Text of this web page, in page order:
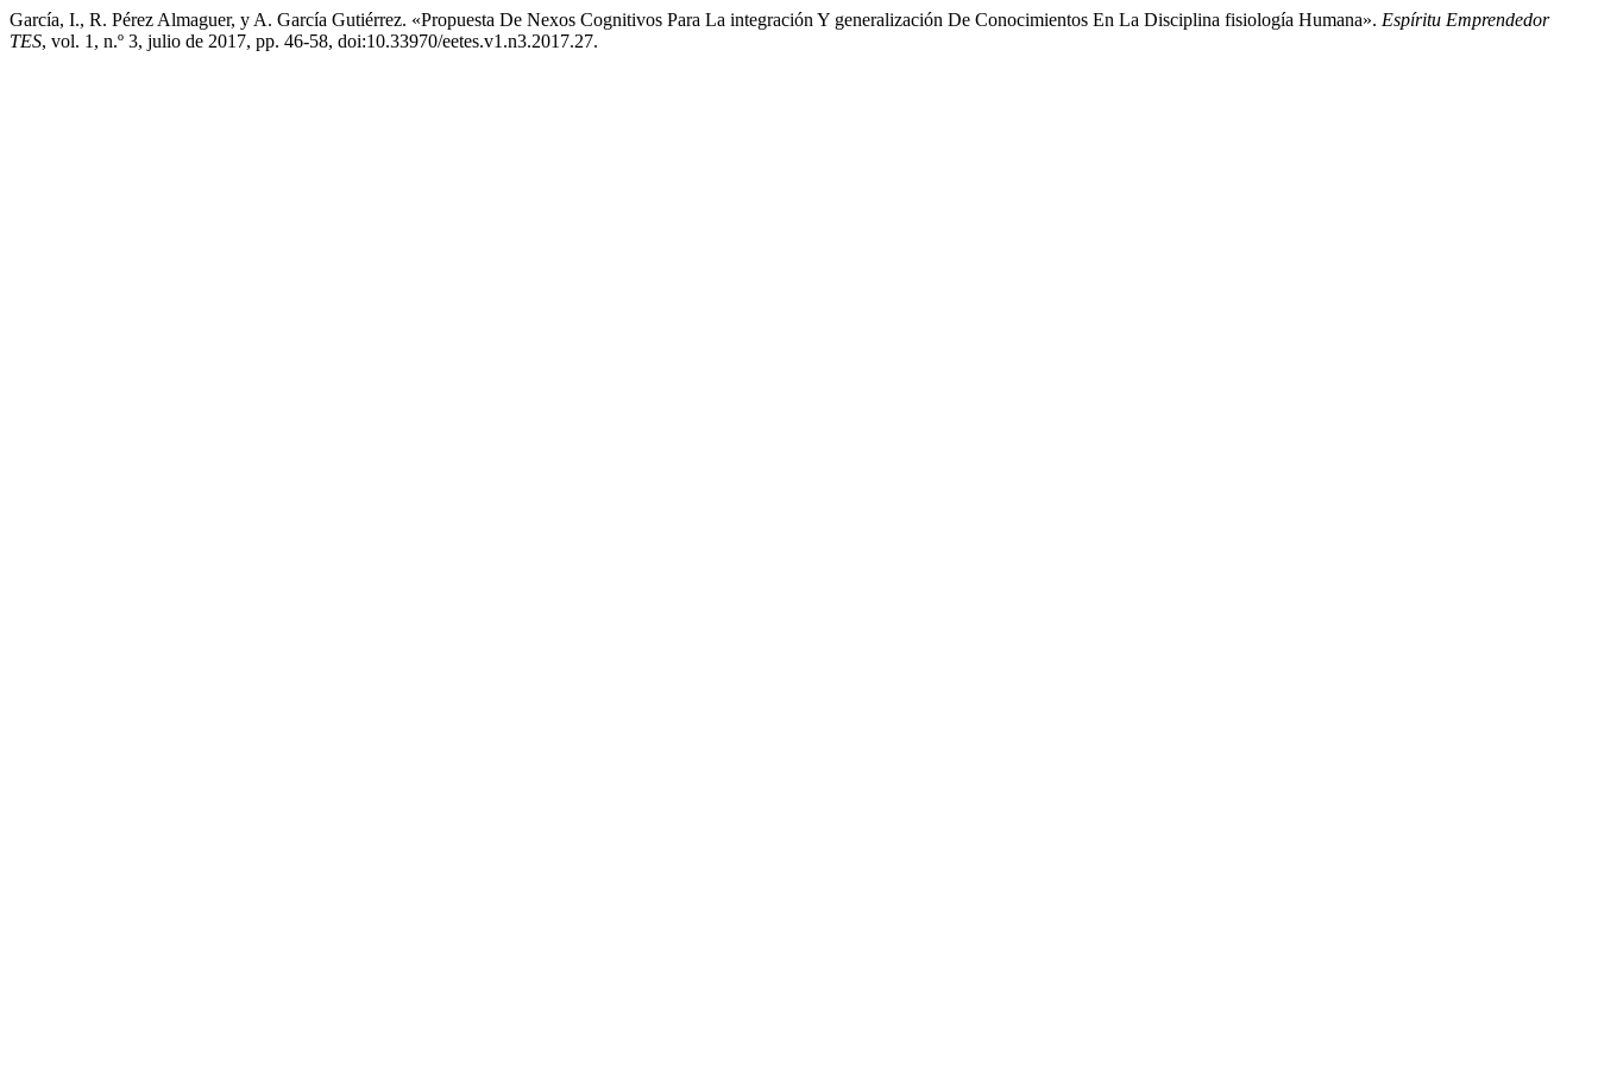
García, I., R. Pérez Almaguer, y A. García Gutiérrez. «Propuesta De Nexos Cognitivos Para La integración Y generalización De Conocimientos En La Disciplina fisiología Humana». Espí­ritu Emprendedor
TES, vol. 1, n.º 3, julio de 2017, pp. 46-58, doi:10.33970/eetes.v1.n3.2017.27.